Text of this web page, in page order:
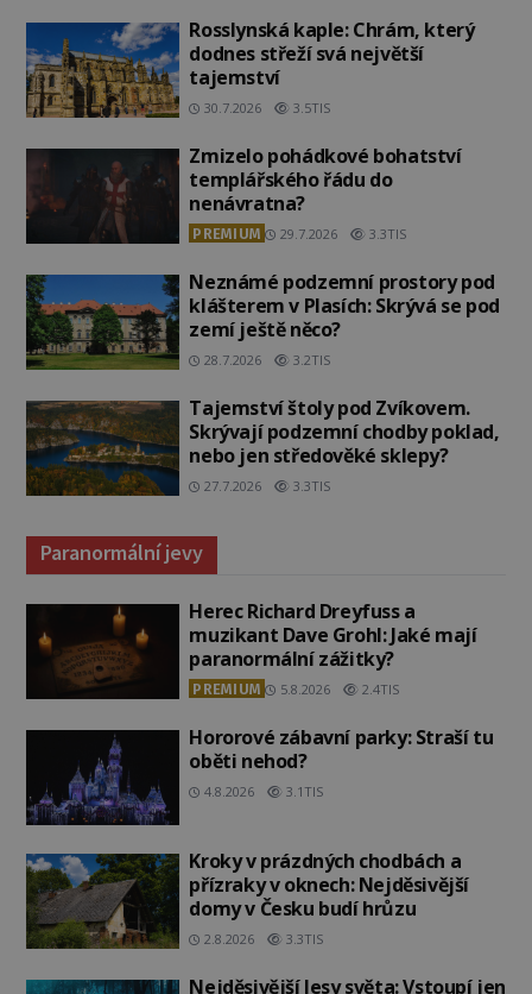
Rosslynská kaple: Chrám, který
dodnes střeží svá největší
tajemství
30.7.2026 3.5TIS
Zmizelo pohádkové bohatství
templářského řádu do
nenávratna?
PREMIUM 29.7.2026 3.3TIS
Neznámé podzemní prostory pod
klášterem v Plasích: Skrývá se pod
zemí ještě něco?
28.7.2026 3.2TIS
Tajemství štoly pod Zvíkovem.
Skrývají podzemní chodby poklad,
nebo jen středověké sklepy?
27.7.2026 3.3TIS
Paranormální jevy
Herec Richard Dreyfuss a
muzikant Dave Grohl: Jaké mají
paranormální zážitky?
PREMIUM 5.8.2026 2.4TIS
Hororové zábavní parky: Straší tu
oběti nehod?
4.8.2026 3.1TIS
Kroky v prázdných chodbách a
přízraky v oknech: Nejděsivější
domy v Česku budí hrůzu
2.8.2026 3.3TIS
Nejděsivější lesy světa: Vstoupí jen